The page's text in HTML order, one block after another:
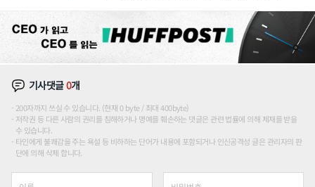
기사댓글0개
200자까지 쓰실 수 있습니다. (현재 0 byte / 최대 400byte)
저작권 등 다른 사람의 권리를 침해하거나 명예를 훼손하는 댓글은 관련 법률에 의해 제재를 받을
수 있습니다.
타인에게 불쾌감을 주는 욕설 등 비하하는 단어가 내용에 포함되거나 인신공격성 글은 관리자의 판
단에 의해 삭제 합니다.